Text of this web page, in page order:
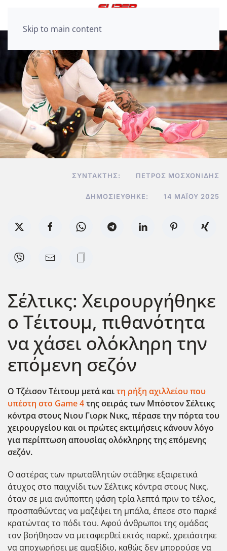
Skip to main content
ΣΥΝΤΆΚΤΗΣ: ΠΈΤΡΟΣ ΜΟΣΧΟΝΊΔΗΣ
ΔΗΜΟΣΙΕΎΘΗΚΕ: 14 ΜΑΪ́ΟΥ 2025
Σέλτικς: Χειρουργήθηκε
ο Τέιτουμ, πιθανότητα
να χάσει ολόκληρη την
επόμενη σεζόν
Ο Τζέισον Τέιτουμ μετά καιτη ρήξη αχιλλείου που
υπέστη στο Game 4της σειράς των Μπόστον Σέλτικς
κόντρα στους Νιου Γιορκ Νικς, πέρασε την πόρτα του
χειρουργείου και οι πρώτες εκτιμήσεις κάνουν λόγο
για περίπτωση απουσίας ολόκληρης της επόμενης
σεζόν.
Ο αστέρας των πρωταθλητών στάθηκε εξαιρετικά
άτυχος στο παιχνίδι των Σέλτικς κόντρα στους Νικς,
όταν σε μια ανύποπτη φάση τρία λεπτά πριν το τέλος,
προσπαθώντας να μαζέψει τη μπάλα, έπεσε στο παρκέ
κρατώντας το πόδι του. Αφού άνθρωποι της ομάδας
τον βοήθησαν να μεταφερθεί εκτός παρκέ, χρειάστηκε
να αποχωρήσει με αμαξίδιο, καθώς δεν μπορούσε να